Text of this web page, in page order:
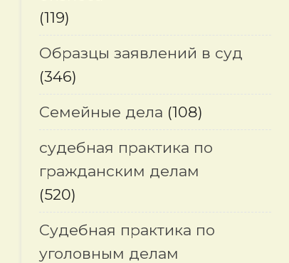
(119)
Образцы заявлений в суд
(346)
Семейные дела (108)
судебная практика по
гражданским делам
(520)
Судебная практика по
уголовным делам